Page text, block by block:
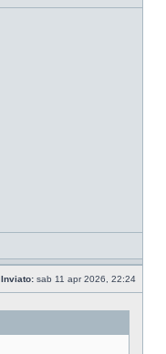
Inviato: sab 11 apr 2026, 22:24